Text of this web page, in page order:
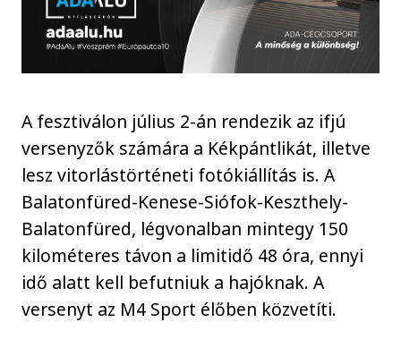
A fesztiválon július 2-án rendezik az ifjú
versenyzők számára a Kékpántlikát, illetve
lesz vitorlástörténeti fotókiállítás is. A
Balatonfüred-Kenese-Siófok-Keszthely-
Balatonfüred, légvonalban mintegy 150
kilométeres távon a limitidő 48 óra, ennyi
idő alatt kell befutniuk a hajóknak. A
versenyt az M4 Sport élőben közvetíti.